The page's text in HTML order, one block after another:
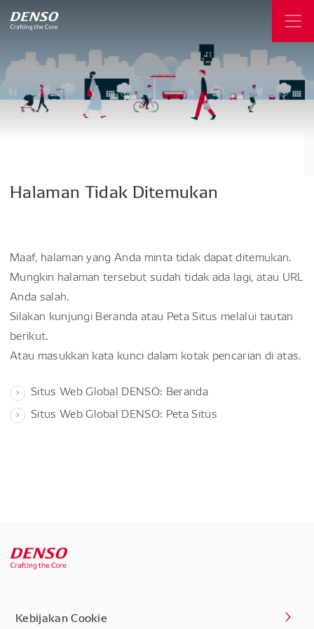
Halaman Tidak Ditemukan
Maaf, halaman yang Anda minta tidak dapat ditemukan.
Mungkin halaman tersebut sudah tidak ada lagi, atau URL
Anda salah.
Silakan kunjungi Beranda atau Peta Situs melalui tautan
berikut.
Atau masukkan kata kunci dalam kotak pencarian di atas.
Situs Web Global DENSO: Beranda
Situs Web Global DENSO: Peta Situs
Kebijakan Cookie